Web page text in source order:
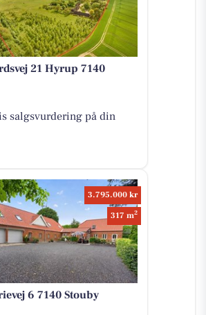
21 Hyrup 7140
salgsvurdering på din
3.795.000 kr
317 m2
6 7140 Stouby